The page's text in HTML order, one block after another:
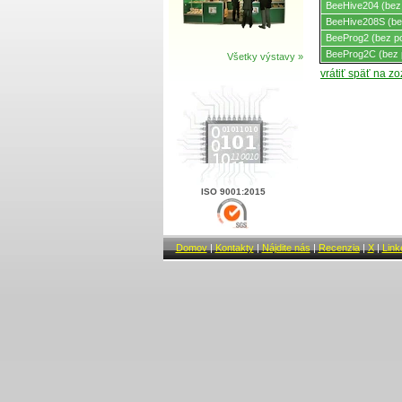
Všetky výstavy »
ISO 9001:2015
BeeHive204
BeeHive208S
BeeProg2 (bez
BeeProg2C (bez
vrátiť späť na
Domov| Kontakty| Nájdite nás | Recenzia| X|